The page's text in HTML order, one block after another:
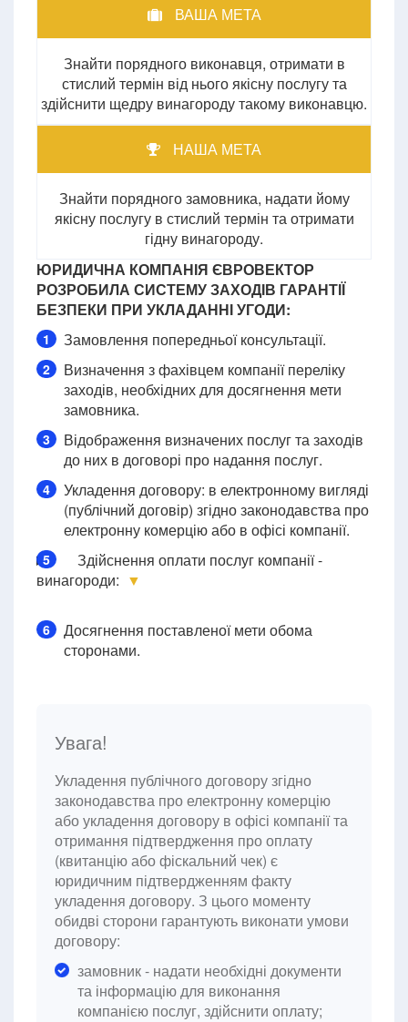
ВАША МЕТА
Знайти порядного виконавця, отримати в
стислий термін від нього якісну послугу та
здійснити щедру винагороду такому виконавцю.
НАША МЕТА
Знайти порядного замовника, надати йому
якісну послугу в стислий термін та отримати
гідну винагороду.
ЮРИДИЧНА КОМПАНІЯ ЄВРОВЕКТОР
РОЗРОБИЛА СИСТЕМУ ЗАХОДІВ ГАРАНТІЇ
БЕЗПЕКИ ПРИ УКЛАДАННІ УГОДИ:
1 Замовлення попередньої консультації.
2
Визначення з фахівцем компанії переліку
заходів, необхідних для досягнення мети
замовника.
3
Відображення визначених послуг та заходів
до них в договорі про надання послуг.
4
Укладення договору: в електронному вигляді
(публічний договір) згідно законодавства про
електронну комерцію або в офісі компанії.
5Здійснення оплати послуг компанії -
винагороди: ▼
6
Досягнення поставленої мети обома
сторонами.
Увага!
Укладення публічного договору згідно
законодавства про електронну комерцію
або укладення договору в офісі компанії та
отримання підтвердження про оплату
(квитанцію або фіскальний чек) є
юридичним підтвердженням факту
укладення договору. З цього моменту
обидві сторони гарантують виконати умови
договору:
замовник - надати необхідні документи
та інформацію для виконання
компанією послуг, здійснити оплату;